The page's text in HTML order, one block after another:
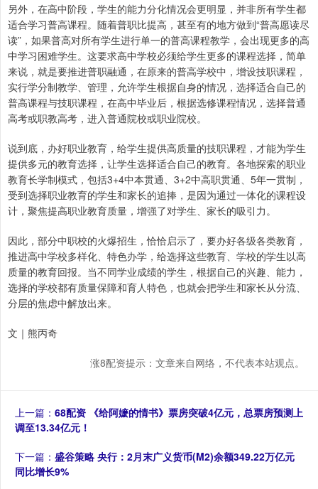
另外，在高中阶段，学生的能力分化情况会更明显，并非所有学生都
适合学习普高课程。随着普职比提高，甚至有的地方做到“普高愿读尽
读”，如果普高对所有学生进行单一的普高课程教学，会出现更多的高
中学习困难学生。这要求高中学校必须给学生更多的课程选择，简单
来说，就是要推进普职融通，在原来的普高学校中，增设技职课程，
实行学分制教学、管理，允许学生根据自身的情况，选择适合自己的
普高课程与技职课程，在高中毕业后，根据选修课程情况，选择普通
高考或职教高考，进入普通院校或职业院校。
说到底，办好职业教育，给学生提供高质量的技职课程，才能为学生
提供多元的教育选择，让学生选择适合自己的教育。各地探索的职业
教育长学制模式，包括3+4中本贯通、3+2中高职贯通、5年一贯制，
受到选择职业教育的学生和家长的追捧，是因为通过一体化的课程设
计，聚焦提高职业教育质量，增强了对学生、家长的吸引力。
因此，部分中职校的火爆招生，恰恰启示了，要办好各级各类教育，
推进高中学校多样化、特色办学，给选择这些教育、学校的学生以高
质量的教育回报。当不同学业成绩的学生，根据自己的兴趣、能力，
选择的学校都有质量保障和育人特色，也就会把学生和家长从分流、
分层的焦虑中解放出来。
文｜熊丙奇
涨8配资提示：文章来自网络，不代表本站观点。
上一篇： 68配资 《给阿嬷的情书》票房突破4亿元，总票房预测上
调至13.34亿元！
下一篇： 盛谷策略 央行：2月末广义货币(M2)余额349.22万亿元
同比增长9%